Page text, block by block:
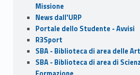
Missione
News dall'URP
Portale dello Studente - Avvisi
R3Sport
SBA - Biblioteca di area delle
SBA - Biblioteca di area di